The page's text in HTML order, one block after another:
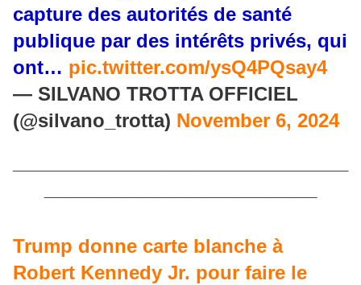
capture des autorités de santé
publique par des intérêts privés, qui
ont… pic.twitter.com/ysQ4PQsay4
— SILVANO TROTTA OFFICIEL
(@silvano_trotta) November 6, 2024
Trump donne carte blanche à
Robert Kennedy Jr. pour faire le